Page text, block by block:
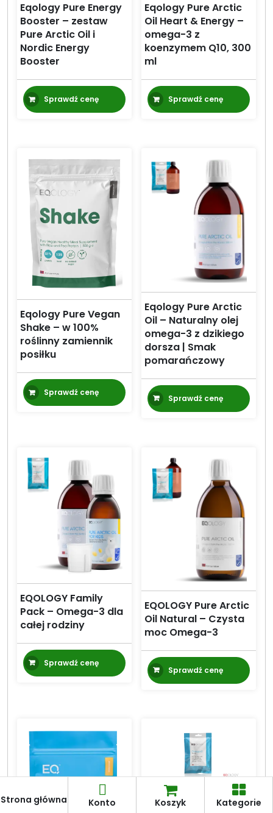
Eqology Pure Energy
Booster – zestaw
Pure Arctic Oil i
Nordic Energy
Booster
Sprawdź cenę
Eqology Pure Arctic
Oil Heart & Energy –
omega-3 z
koenzymem Q10, 300
ml
Sprawdź cenę
Eqology Pure Vegan
Shake – w 100%
roślinny zamiennik
posiłku
Sprawdź cenę
Eqology Pure Arctic
Oil – Naturalny olej
omega-3 z dzikiego
dorsza | Smak
pomarańczowy
Sprawdź cenę
EQOLOGY Family
Pack – Omega-3 dla
całej rodziny
Sprawdź cenę
EQOLOGY Pure Arctic
Oil Natural – Czysta
moc Omega-3
Sprawdź cenę
Eqology Omega-3
Strona główna Konto Koszyk Kategorie